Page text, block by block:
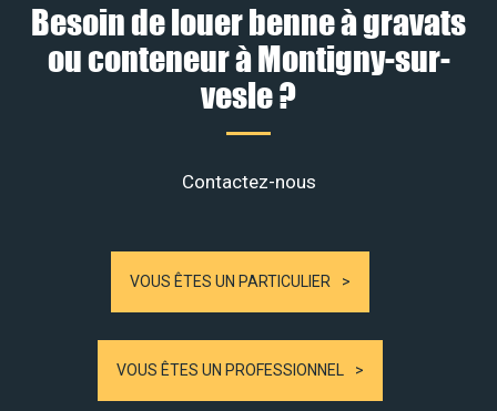
Besoin de louer benne à gravats
ou conteneur à Montigny-sur-
vesle ?
Contactez-nous
VOUS ÊTES UN PARTICULIER
VOUS ÊTES UN PROFESSIONNEL